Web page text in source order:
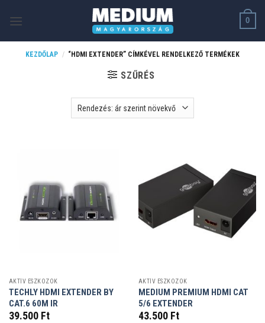
0
KEZDŐLAP / “HDMI EXTENDER” CÍMKÉVEL RENDELKEZŐ TERMÉKEK
SZŰRÉS
AKTÍV ESZKÖZÖK
TECHLY HDMI EXTENDER BY
CAT.6 60M IR
39.500 Ft
AKTÍV ESZKÖZÖK
MEDIUM PREMIUM HDMI CAT
5/6 EXTENDER
43.500 Ft